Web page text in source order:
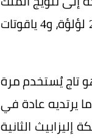
جورج السادس عام 1937، وهو مرصع بـ2868 ماسة، و17 ياقوتة زرقاء، و11 زمردة، و269 لؤلؤة، و4 ياقوتات
تُوّج رسمياً بـ«تاج القديس إدوارد» في حفل التتويج مايو 2023 وهو تاج يُستخدم مرة
يرتديه عادة في
الثانية